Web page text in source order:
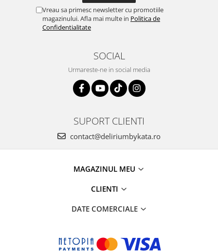
Vreau sa primesc newsletter cu promotiile
magazinului. Afla mai multe in Politica de
Confidentialitate
SOCIAL
Urmareste-ne in social media
SUPORT CLIENTI
contact@deliriumbykata.ro
MAGAZINUL MEU
CLIENTI
DATE COMERCIALE